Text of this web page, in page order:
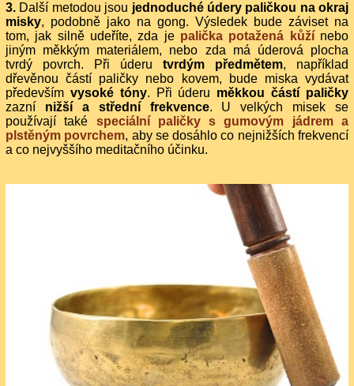
3. Další metodou jsou jednoduché údery paličkou na okraj
misky, podobně jako na gong. Výsledek bude záviset na
tom, jak silně udeříte, zda je palička potažená kůžínebo
jiným měkkým materiálem, nebo zda má úderová plocha
tvrdý povrch. Při úderu tvrdým předmětem, například
dřevěnou částí paličky nebo kovem, bude miska vydávat
především vysoké tóny. Při úderu měkkou částí paličky
zazní nižší a střední frekvence. U velkých misek se
používají také speciální paličky s gumovým jádrem a
plstěným povrchem, aby se dosáhlo co nejnižších frekvencí
a co nejvyššího meditačního účinku.